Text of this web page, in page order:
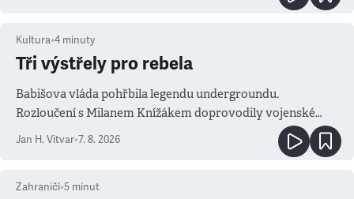
Kultura•4 minuty
Tři výstřely pro rebela
Babišova vláda pohřbila legendu undergroundu.
Rozloučení s Milanem Knížákem doprovodily vojenské
salvy i kritika pokrokářů
Jan H. Vitvar•7. 8. 2026
Zahraničí•5 minut